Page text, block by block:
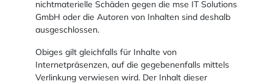
nichtmaterielle Schäden gegen die mse IT Solutions
GmbH oder die Autoren von Inhalten sind deshalb
ausgeschlossen.
Obiges gilt gleichfalls für Inhalte von
Internetpräsenzen, auf die gegebenenfalls mittels
Verlinkung verwiesen wird. Der Inhalt dieser